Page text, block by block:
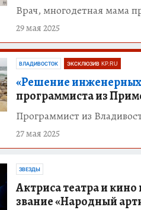
Врач, многодетная мама
29 мая 2025
ВЛАДИВОСТОК ЭКСКЛЮЗИВ KP.RU
«Решение инженерных
программиста из
Программист из
27 мая 2025
ЗВЕЗДЫ
Актриса театра и
звание «Народный